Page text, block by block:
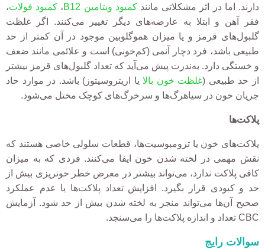
دارند. اما در اثر مشکلاتی مانند کمبود ویتامین B12 ، کمبود فولات،
فقر آهن و ابتلا به عارضه‌های دیگر تغییر می‌کنند. اگر غلظت
گلبول‌های قرمز و یا میزان هموگلوبین موجود در آن کمتر از حد
طبیعی باشد، فرد دچار آنمی (کم‌خونی) است و علائمی مانند ضعف
و خستگی دارد. به‌ندرت پیش می‌آید که تعداد گلبول‌های قرمز بیشتر
از حد طبیعی (غلظت خون بالایا اریتروسیتوز) باشد. در موارد حاد
جریان خون در سیاهرگ‌ها و سرخرگ‌های کوچک مختل می‌شود.
پلاکت‌ها
پلاکت‌های خون یا ترومبوسیت‌ها، قطعات سلولی خاصی هستند که
نقش مهمی در لخته شدن خون ایفا می‌کنند. فردی که به میزان
کافی پلاکت ندارد، می‌تواند بیشتر در معرض خطر خونریزی بیش از
حد و کبودی قرار بگیرد. افزایش تعداد پلاکت‌ها یا عدم عملکرد
صحیح آن‌ها می‌تواند منجر به لخته شدن بیش از حد شود. آزمایش
CBC تعداد و اندازه پلاکت‌ها را می‌سنجد.
سوالات رایج